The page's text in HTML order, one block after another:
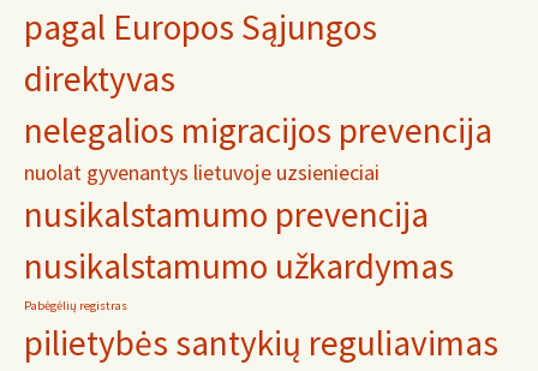
pagal Europos Sąjungos
direktyvas
nelegalios migracijos prevencija
nuolat gyvenantys lietuvoje uzsienieciai
nusikalstamumo prevencija
nusikalstamumo užkardymas
Pabėgėlių registras
pilietybės santykių reguliavimas